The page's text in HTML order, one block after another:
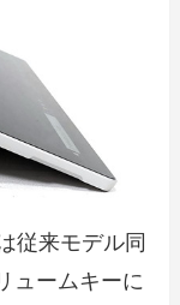
従来モデル同
ュームキーに